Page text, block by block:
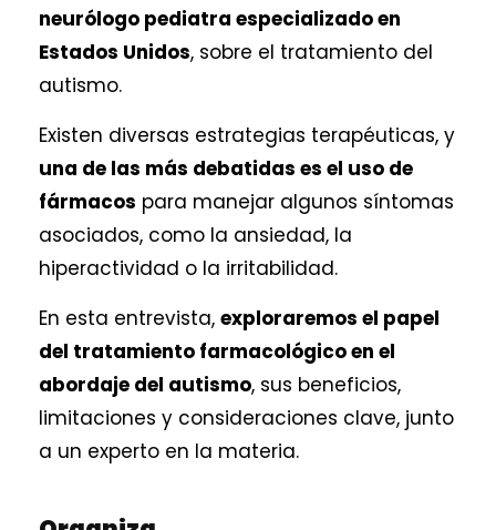
neurólogo pediatra especializado en
Estados Unidos, sobre el tratamiento del
autismo.
Existen diversas estrategias terapéuticas, y
una de las más debatidas es el uso de
fármacos para manejar algunos síntomas
asociados, como la ansiedad, la
hiperactividad o la irritabilidad.
En esta entrevista, exploraremos el papel
del tratamiento farmacológico en el
abordaje del autismo, sus beneficios,
limitaciones y consideraciones clave, junto
a un experto en la materia.